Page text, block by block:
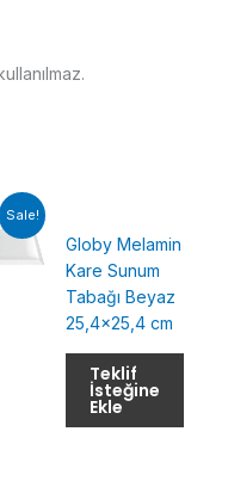
Sale!
Globy Melamin
Kare Sunum
Tabağı Beyaz
25,4×25,4 cm
Teklif
İsteğine
Ekle